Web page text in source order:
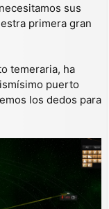
sus
primera gran
temeraria, ha
puerto
los dedos para